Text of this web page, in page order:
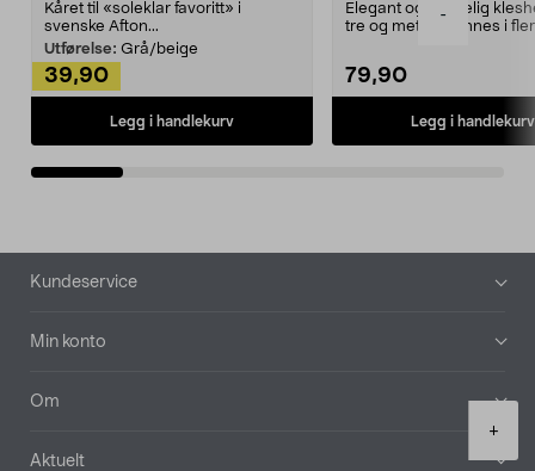
-
+
Kåret til «soleklar favoritt» i
svenske Afton...
Utførelse: Grå/beige
39,90
Legg i handlekurv
Elegant og skikkelig
tre og metall – finnes i
79,90
Legg i handlekurv
Bunntekst
Kundeservice
Min konto
Om
Aktuelt